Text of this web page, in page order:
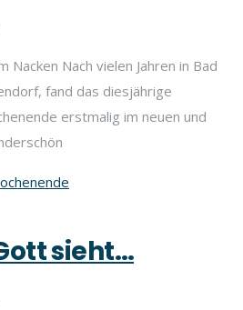
Nacken Nach vielen Jahren in Bad
fand das diesjährige
erstmalig im neuen und
sieht…